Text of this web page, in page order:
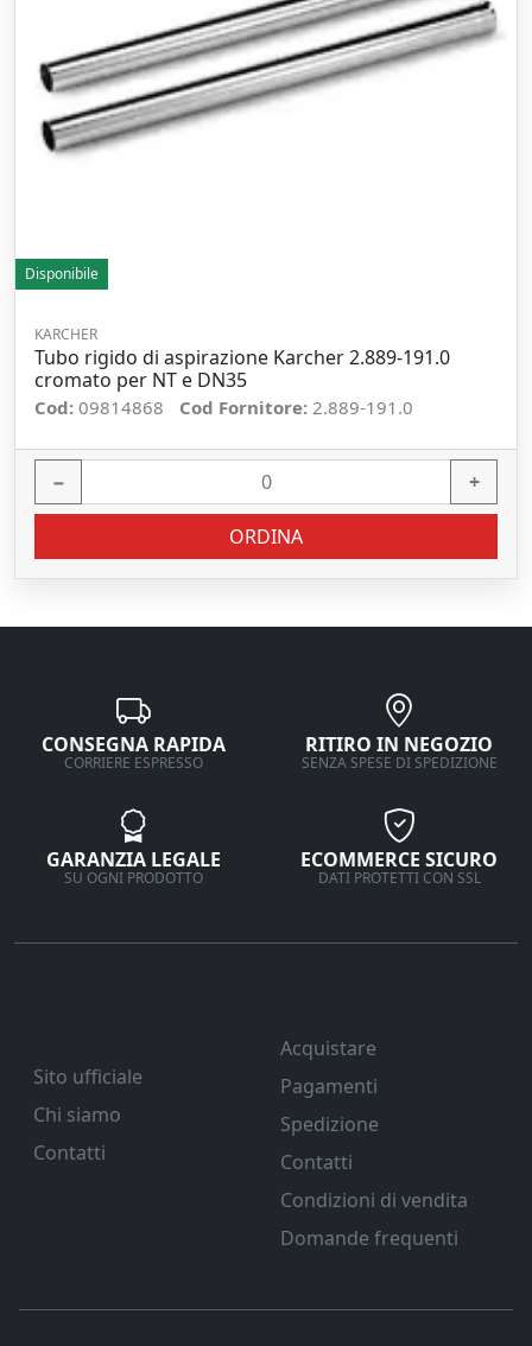
Disponibile
KARCHER
Tubo rigido di aspirazione Karcher 2.889-191.0
cromato per NT e DN35
Cod: 09814868 Cod Fornitore: 2.889-191.0
− +
ORDINA
CONSEGNA RAPIDA
CORRIERE ESPRESSO
RITIRO IN NEGOZIO
SENZA SPESE DI SPEDIZIONE
GARANZIA LEGALE
SU OGNI PRODOTTO
ECOMMERCE SICURO
DATI PROTETTI CON SSL
Sito ufficiale
Chi siamo
Contatti
Acquistare
Pagamenti
Spedizione
Contatti
Condizioni di vendita
Domande frequenti